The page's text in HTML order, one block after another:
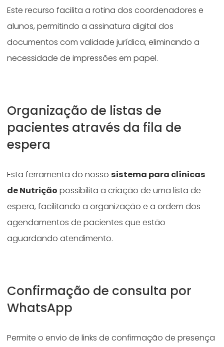
Este recurso facilita a rotina dos coordenadores e
alunos, permitindo a assinatura digital dos
documentos com validade jurídica, eliminando a
necessidade de impressões em papel.
Organização de listas de
pacientes através da fila de
espera
Esta ferramenta do nossosistema para clínicas
de Nutrição possibilita a criação de uma lista de
espera, facilitando a organização e a ordem dos
agendamentos de pacientes que estão
aguardando atendimento.
Confirmação de consulta por
WhatsApp
Permite o envio de links de confirmação de presença